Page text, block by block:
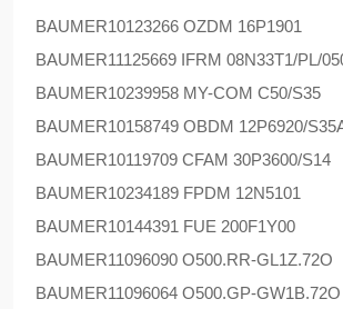
BAUMER10123266 OZDM 16P1901
BAUMER11125669 IFRM 08N33T1/PL/
BAUMER10239958 MY-COM C50/S35
BAUMER10158749 OBDM 12P6920/
BAUMER10119709 CFAM 30P3600/S14
BAUMER10234189 FPDM 12N5101
BAUMER10144391 FUE 200F1Y00
BAUMER11096090 O500.RR-GL1Z.72O
BAUMER11096064 O500.GP-GW1B.72O